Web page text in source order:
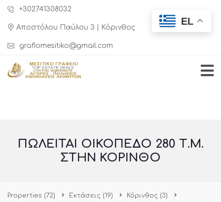
+302741308032
Αποστόλου Παύλου 3 | Κόρινθος
grafiomesitiko@gmail.com
ΠΩΛΕΊΤΑΙ ΟΙΚΌΠΕΔΟ 280 Τ.Μ.
ΣΤΗΝ ΚΌΡΙΝΘΟ
Properties (72) Εκτάσεις (19) Κόρινθος (3)
EL